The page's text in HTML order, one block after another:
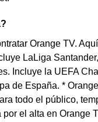
Orange TV.
LaLiga
Incluye la UEFA
de España. *
todo el público,
el alta en Orange